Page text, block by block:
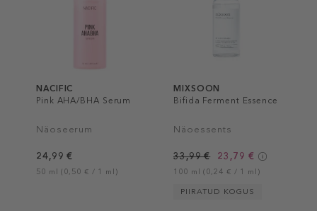
NACIFIC
Pink AHA/BHA Serum
Näoseerum
24,99 €
50 ml (0,50 € / 1 ml)
MIXSOON
Bifida Ferment Essence
Näoessents
33,99 € 23,79 €
100 ml (0,24 € / 1 ml)
PIIRATUD KOGUS